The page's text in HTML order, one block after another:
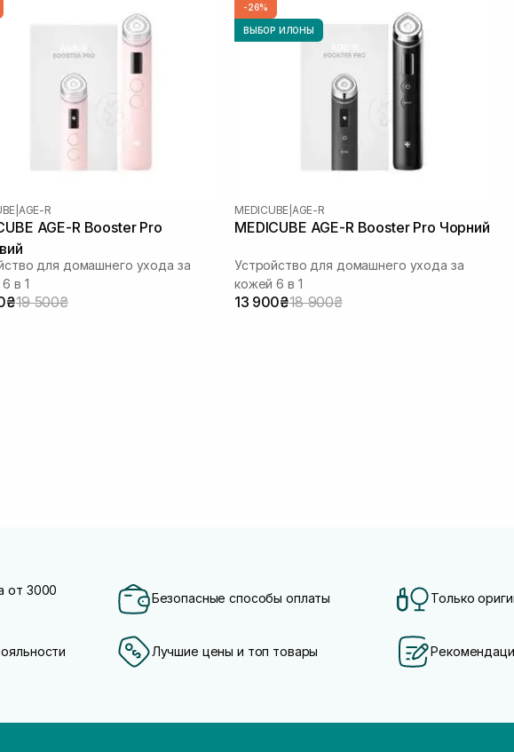
AGE-R
AGE-R Booster Pro
для домашнего ухода за
в 1
19 500₴
-26%
ВЫБОР ИЛОНЫ
MEDICUBE AGE-R
MEDICUBE AGE-R Booster Pro Чорний
Устройство для домашнего ухода за
кожей 6 в 1
13 900₴18 900₴
от 3000
Безопасные способы оплаты Только
Лучшие цены и топ товары